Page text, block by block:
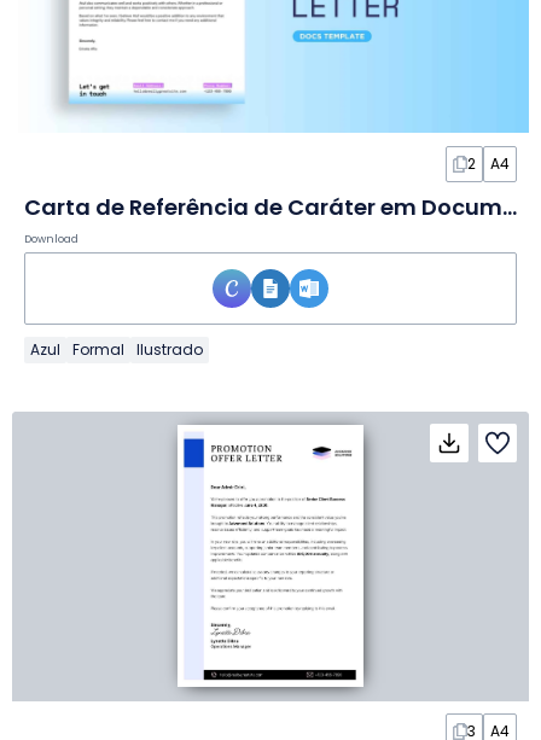
2 A4
Carta de Referência de Caráter em Documento
Download
Azul Formal Ilustrado
3 A4